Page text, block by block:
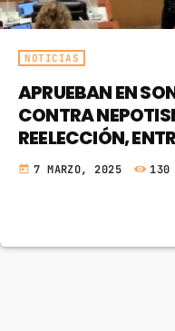
NOTICIAS
APRUEBAN EN
CONTRA
REELECCIÓN,
today 7 MARZO, 2025 130